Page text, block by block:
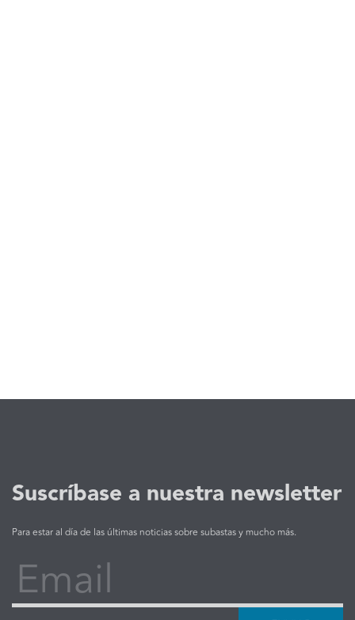
Suscríbase a nuestra newsletter
Para estar al día de las últimas noticias sobre subastas y mucho más.
Email